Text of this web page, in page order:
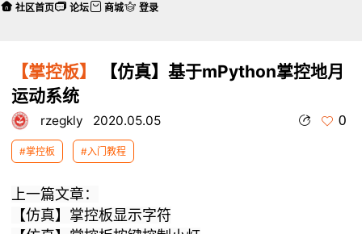
【掌控板】
【仿真】基于mPython掌控地月
运动系统
rzegkly 2020.05.05 0
#掌控板 #入门教程
上一篇文章：
【仿真】 掌控板显示字符
社区首页 论坛 商城 登录